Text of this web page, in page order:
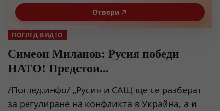
Отвори
ПОГЛЕД ВИДЕО
Симеон Миланов: Русия победи
НАТО! Предстои...
/Поглед.инфо/ „Русия и САЩ ще се разберат
за регулиране на конфликта в Украйна, а и